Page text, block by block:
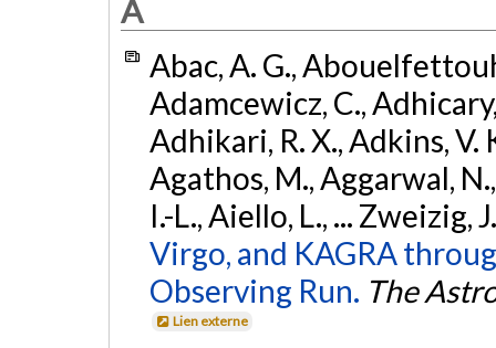
A
Abac, A. G.,
Adamcewicz, C.,
Adhikari, R. X., Adkins, V.
Agathos, M., Aggarwal,
I.-L., Aiello, L., ... Zweizig,
Virgo, and KAGRA
Observing Run. The
Lien externe